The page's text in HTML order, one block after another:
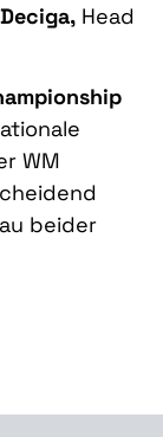
Head
WM
beider